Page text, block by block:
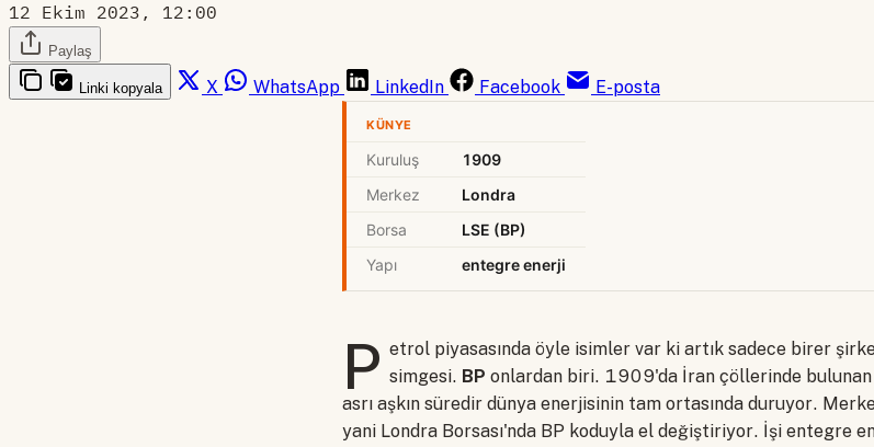
12 Ekim 2023, 12:00
Paylaş
Linki kopyala X WhatsApp LinkedIn Facebook E-posta
KÜNYE
Kuruluş
1909
Merkez
Londra
Borsa
LSE (BP)
Yapı
entegre enerji
P etrol piyasasında öyle isimler var ki artık sadece birer
simgesi. BP onlardan biri. 1909'da İran çöllerinde
asrı aşkın süredir dünya enerjisinin tam ortasında duruyor.
yani Londra Borsası'nda BP koduyla el değiştiriyor. İşi entegre